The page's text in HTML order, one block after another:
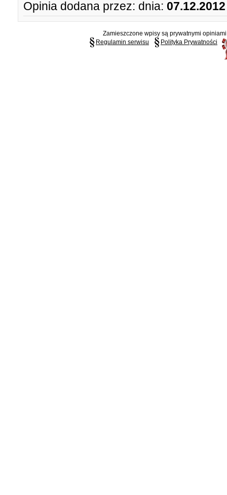
Opinia dodana przez: dnia:
Zamieszczone wpisy są prywatnymi
Regulamin serwisu
Polityka Prywatności